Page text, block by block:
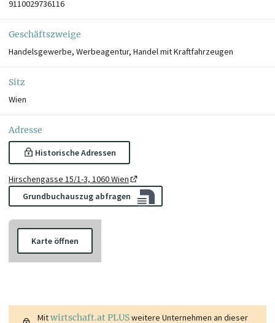
9110029736116
Geschäftszweige
Handelsgewerbe, Werbeagentur, Handel mit Kraftfahrzeugen
Sitz
Wien
Adresse
Historische Adressen
Hirschengasse 15/1-3, 1060 Wien
Grundbuchauszug abfragen
Karte öffnen
Mitwirtschaft.at PLUSweitere Unternehmen an dieser